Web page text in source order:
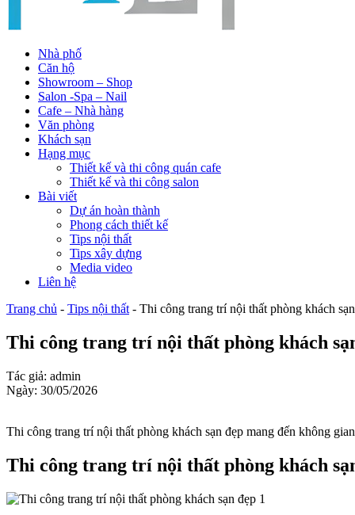
Nhà phố
Căn hộ
Showroom – Shop
Salon -Spa – Nail
Cafe – Nhà hàng
Văn phòng
Khách sạn
Hạng mục
Thiết kế và thi công quán cafe
Thiết kế và thi công salon
Bài viết
Dự án hoàn thành
Phong cách thiết kế
Tips nội thất
Tips xây dựng
Media video
Liên hệ
Trang chủ - Tips nội thất - Thi công trang trí nội thất phòng khách
Thi công trang trí nội thất phòng khách
Tác giả: admin
Ngày: 30/05/2026
Thi công trang trí nội thất phòng khách sạn đẹp mang đến không
Thi công trang trí nội thất phòng khách